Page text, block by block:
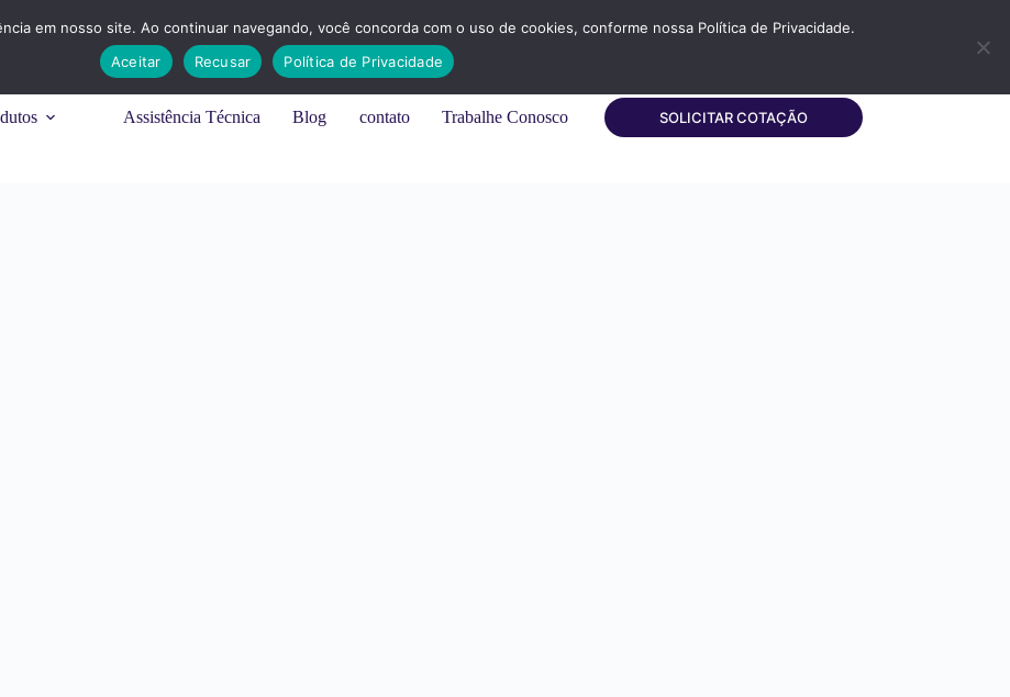
Assistência Técnica Blog contato Trabalhe Conosco SOLICITAR COTAÇÃO
em nosso site. Ao continuar navegando, você concorda com o uso de cookies, conforme nossa Política de Privacidade.
Aceitar
Recusar Política de Privacidade